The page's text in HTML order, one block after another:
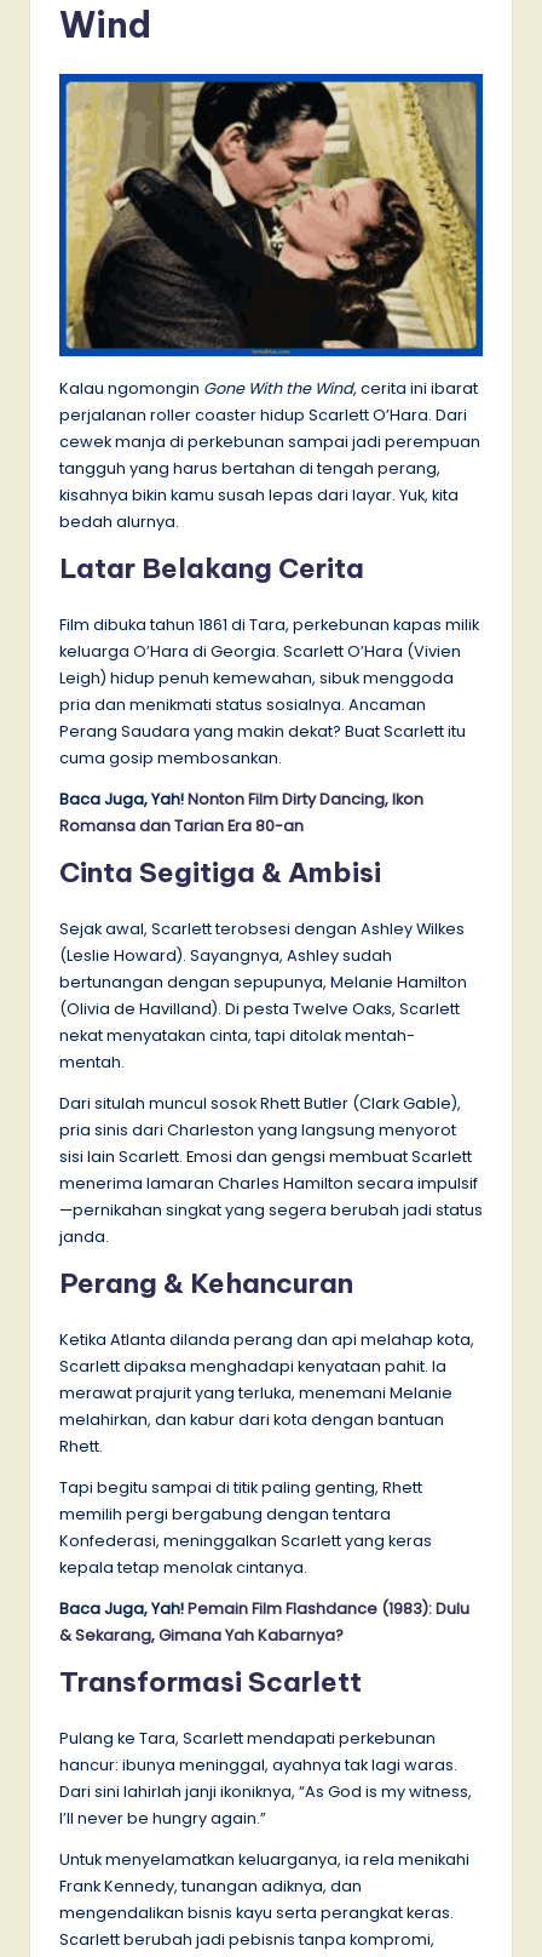
Wind
Kalau ngomongin Gone With the Wind, cerita ini ibarat
perjalanan roller coaster hidup Scarlett O’Hara. Dari
cewek manja di perkebunan sampai jadi perempuan
tangguh yang harus bertahan di tengah perang,
kisahnya bikin kamu susah lepas dari layar. Yuk, kita
bedah alurnya.
Latar Belakang Cerita
Film dibuka tahun 1861 di Tara, perkebunan kapas milik
keluarga O’Hara di Georgia. Scarlett O’Hara (Vivien
Leigh) hidup penuh kemewahan, sibuk menggoda
pria dan menikmati status sosialnya. Ancaman
Perang Saudara yang makin dekat? Buat Scarlett itu
cuma gosip membosankan.
Baca Juga, Yah!Nonton Film Dirty Dancing, Ikon
Romansa dan Tarian Era 80-an
Cinta Segitiga & Ambisi
Sejak awal, Scarlett terobsesi dengan Ashley Wilkes
(Leslie Howard). Sayangnya, Ashley sudah
bertunangan dengan sepupunya, Melanie Hamilton
(Olivia de Havilland). Di pesta Twelve Oaks, Scarlett
nekat menyatakan cinta, tapi ditolak mentah-
mentah.
Dari situlah muncul sosok Rhett Butler (Clark Gable),
pria sinis dari Charleston yang langsung menyorot
sisi lain Scarlett. Emosi dan gengsi membuat Scarlett
menerima lamaran Charles Hamilton secara impulsif
—pernikahan singkat yang segera berubah jadi status
janda.
Perang & Kehancuran
Ketika Atlanta dilanda perang dan api melahap kota,
Scarlett dipaksa menghadapi kenyataan pahit. Ia
merawat prajurit yang terluka, menemani Melanie
melahirkan, dan kabur dari kota dengan bantuan
Rhett.
Tapi begitu sampai di titik paling genting, Rhett
memilih pergi bergabung dengan tentara
Konfederasi, meninggalkan Scarlett yang keras
kepala tetap menolak cintanya.
Baca Juga, Yah!Pemain Film Flashdance (1983): Dulu
& Sekarang, Gimana Yah Kabarnya?
Transformasi Scarlett
Pulang ke Tara, Scarlett mendapati perkebunan
hancur: ibunya meninggal, ayahnya tak lagi waras.
Dari sini lahirlah janji ikoniknya, “As God is my witness,
I’ll never be hungry again.”
Untuk menyelamatkan keluarganya, ia rela menikahi
Frank Kennedy, tunangan adiknya, dan
mengendalikan bisnis kayu serta perangkat keras.
Scarlett berubah jadi pebisnis tanpa kompromi,